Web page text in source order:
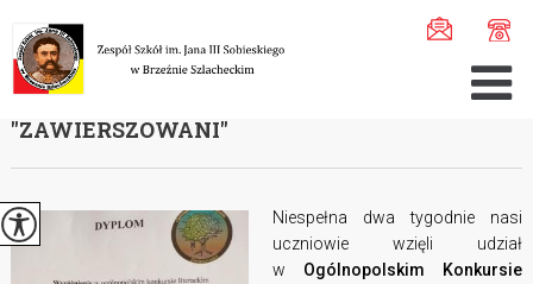
Ogólnopolski Konkurs ...
OGÓLNOPOLSKI KONKURS LITERACKI
''ZAWIERSZOWANI''
Niespełna dwa tygodnie nasi
uczniowie wzięli udział
w Ogólnopolskim Konkursie